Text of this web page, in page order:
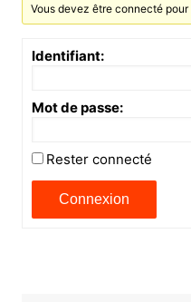
Vous devez être connecté
Identifiant:
Mot de passe:
Rester connecté
Connexion